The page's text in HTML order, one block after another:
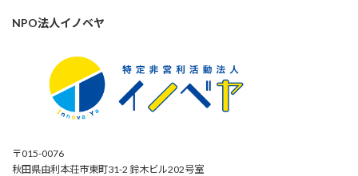
NPO法人イノベヤ
〒015-0076
秋田県由利本荘市東町31-2 鈴木ビル202号室